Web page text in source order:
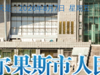
是：2026年8月7日 星期五